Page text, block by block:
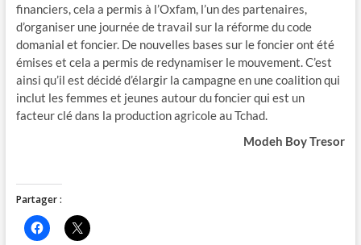
financiers, cela a permis à l’Oxfam, l’un des partenaires,
d’organiser une journée de travail sur la réforme du code
domanial et foncier. De nouvelles bases sur le foncier ont été
émises et cela a permis de redynamiser le mouvement. C’est
ainsi qu’il est décidé d’élargir la campagne en une coalition qui
inclut les femmes et jeunes autour du foncier qui est un
facteur clé dans la production agricole au Tchad.
Modeh Boy Tresor
Partager :
C
l
C
l